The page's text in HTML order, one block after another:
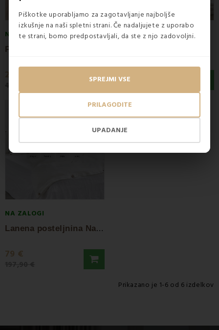
Piškotke uporabljamo za zagotavljanje najboljše
izkušnje na naši spletni strani. Če nadaljujete z uporabo
te strani, bomo predpostavljali, da ste z njo zadovoljni.
UPADANJE
PRILAGODITE
SPREJMI VSE
NA ZALOGI NA ZALOGI
24,90 €
days
NA ZALOGI
L
anena posteljnina Natur bela EMI
79 €
Prikazano je 1-6 od 6 izdelkov